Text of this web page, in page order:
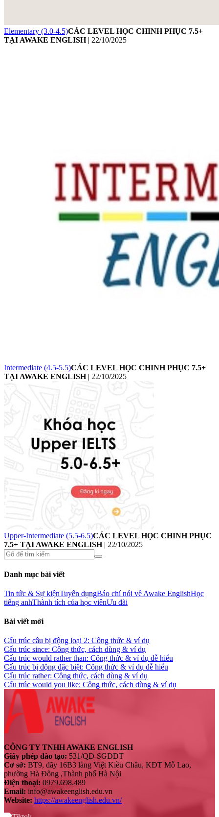
Elementary (3.0-4.5)CÁC LEVEL HỌC CHINH PHỤC 7.5+
TẠI AWAKE ENGLISH| 22/10/2025
Intermediate (4.5-5.5)CÁC LEVEL HỌC CHINH PHỤC 7.5+
TẠI AWAKE ENGLISH| 22/10/2025
Upper-Intermediate (5.5-6.5)CÁC LEVEL HỌC CHINH PHỤC
7.5+ TẠI AWAKE ENGLISH| 22/10/2025
Danh mục bài viết
Tin tức & Sự kiệnTuyển dụngBáo chí nói về Awake EnglishHọc
tiếng anhThành tích của học viênƯu đãi
Bài viết mới
Cấu trúc câu bị động loại 2: Công thức & ví dụ
Cấu trúc since: Công thức, cách dùng & ví dụ
Cấu trúc would rather than: Công thức & ví dụ dễ hiểu
Cấu trúc bị động đặc biệt: Công thức & ví dụ dễ hiểu
Cấu trúc rather: Công thức, cách dùng & ví dụ
Cấu trúc would you like: Công thức, cách dùng & ví dụ
CÔNG TY TNHH AWAKE ENGLISH
Giấy phép đào tạo: 531/QĐ-SGDĐT
Cơ sở: BT9, dãy 16B3 làng Việt Kiều Châu, KĐT Mỗ Lao,
phường Hà Đông ,Thành phố Hà Nội
Điện thoại: 0979.698.489
Email: info@awakeenglish.edu.vn
Website: https://awakeenglish.edu.vn/